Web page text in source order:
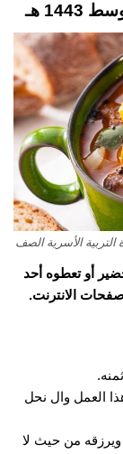
هـ
الأسرية الصف
أو تعطوه أحد
صفحات الانترنت.
العمل وال نحل
من حيث لا